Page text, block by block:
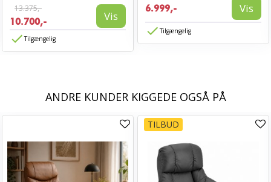
13.375,-
10.700,- Vis
Tilgængelig
6.999,- Vis
Tilgængelig
ANDRE KUNDER KIGGEDE OGSÅ PÅ
TILBUD